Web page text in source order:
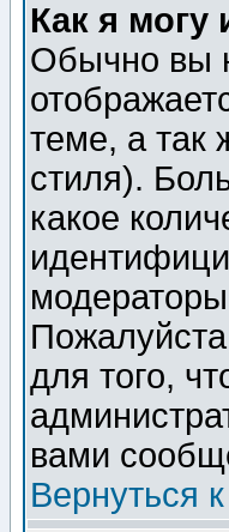
Как я могу
Обычно вы
теме, а так
стиля).
какое
для того,
вами
Вернуться